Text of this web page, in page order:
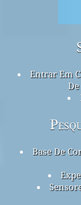
Entrar Em
Base De